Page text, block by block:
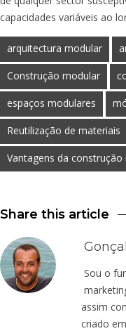
capacidades variáveis ao
arquitectura modular
Construção modular
espaços modulares
Reutilização de materiais
Vantagens da
Share this article
Sou o
assim
criado